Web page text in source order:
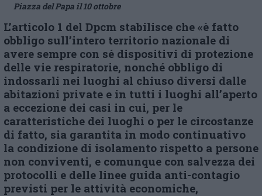
Piazza del Papa il 10 ottobre
L’articolo 1 del Dpcm stabilisce che «è fatto
obbligo sull’intero territorio nazionale di
avere sempre con sé dispositivi di protezione
delle vie respiratorie, nonché obbligo di
indossarli nei luoghi al chiuso diversi dalle
abitazioni private e in tutti i luoghi all’aperto
a eccezione dei casi in cui, per le
caratteristiche dei luoghi o per le circostanze
di fatto, sia garantita in modo continuativo
la condizione di isolamento rispetto a persone
non conviventi, e comunque con salvezza dei
protocolli e delle linee guida anti-contagio
previsti per le attività economiche,